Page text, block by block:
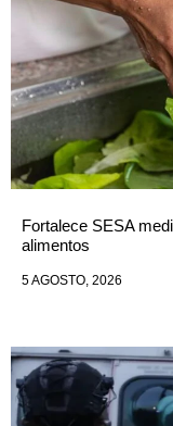
Fortalece SESA
alimentos
5 AGOSTO, 2026